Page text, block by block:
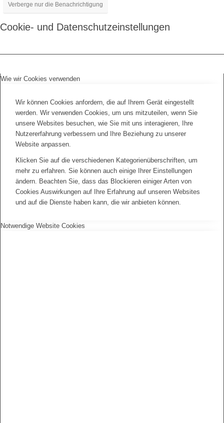
Verberge nur die Benachrichtigung
Cookie- und Datenschutzeinstellungen
Wie wir Cookies verwenden
Wir können Cookies anfordern, die auf Ihrem Gerät eingestellt
werden. Wir verwenden Cookies, um uns mitzuteilen, wenn Sie
unsere Websites besuchen, wie Sie mit uns interagieren, Ihre
Nutzererfahrung verbessern und Ihre Beziehung zu unserer
Website anpassen.
Klicken Sie auf die verschiedenen Kategorienüberschriften, um
mehr zu erfahren. Sie können auch einige Ihrer Einstellungen
ändern. Beachten Sie, dass das Blockieren einiger Arten von
Cookies Auswirkungen auf Ihre Erfahrung auf unseren Websites
und auf die Dienste haben kann, die wir anbieten können.
Notwendige Website Cookies